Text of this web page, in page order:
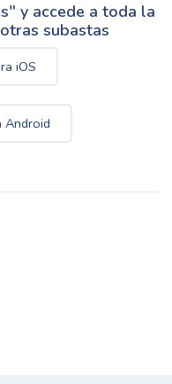
y accede a toda la
subastas
iOS
Android